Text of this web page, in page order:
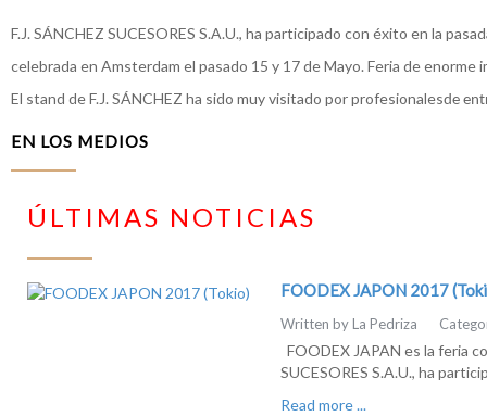
F.J. SÁNCHEZ SUCESORES S.A.U., ha participado con éxito en la
celebrada en Amsterdam el pasado 15 y 17 de Mayo. Feria de
El stand de F.J. SÁNCHEZ ha sido muy visitado por profesionalesde
EN LOS MEDIOS
ÚLTIMAS NOTICIAS
FOODEX JAPON 2017
Written by La Pedriza
FOODEX JAPAN es la feria
SUCESORES S.A.U., ha
Read more ...